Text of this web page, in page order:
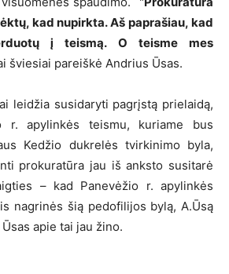
kad nupirkta. Aš paprašiau, kad
į teismą. O teisme mes
šviesiai pareiškė Andrius Ūsas.
leidžia susidaryti pagrįstą prielaidą,
r. apylinkės teismu, kuriame bus
Kedžio dukrelės tvirkinimo byla,
prokuratūra jau iš anksto susitarė
– kad Panevėžio r. apylinkės
nagrinės šią pedofilijos bylą, A.Ūsą
apie tai jau žino.